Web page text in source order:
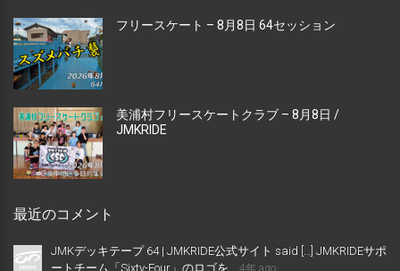
フリースケート – 8月8日 64セッション
美浦村フリースケートクラブ – 8月8日 /
JMKRIDE
最近のコメント
JMKデッキテープ 64 | JMKRIDE公式サイト said […] JMKRIDEサポ
ートチーム「Sixty-Four」のロゴを...
4年 ago